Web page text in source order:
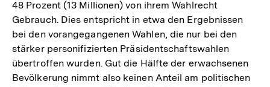
48 Prozent (13 Millionen) von ihrem Wahlrecht
Gebrauch. Dies entspricht in etwa den Ergebnissen
bei den vorangegangenen Wahlen, die nur bei den
stärker personifizierten Präsidentschaftswahlen
übertroffen wurden. Gut die Hälfte der erwachsenen
Bevölkerung nimmt also keinen Anteil am politischen